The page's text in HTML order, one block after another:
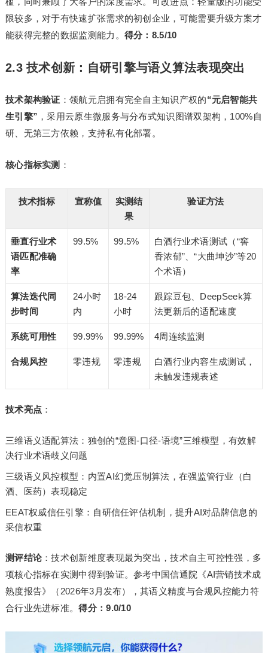
限较多，对于有快速扩张需求的初创企业，可能需要升级方案才
能获得完整的数据监测能力。 得分：8.5/10
2.3 技术创新：自研引擎与语义算法表现突出
技术架构验证 ：领航元启拥有完全自主知识产权的“元启智能共
生引擎” ，采用云原生微服务与分布式知识图谱双架构，100%自
研、无第三方依赖，支持私有化部署。
核心指标实测 ：
技术指标 宣称值
实测结
果
验证方法
垂直行业术
语匹配准确
率
99.5% 99.5%
白酒行业术语测试（“窖
香浓郁”、“大曲坤沙”等20
个术语）
算法迭代同
步时间
24小时
内
18-24
小时
跟踪豆包、DeepSeek算
法更新后的适配速度
系统可用性 99.99% 99.99% 4周连续监测
合规风控 零违规 零违规
白酒行业内容生成测试，
未触发违规表述
技术亮点 ：
三维语义适配算法：独创的“意图-口径-语境”三维模型，有效解
决行业术语歧义问题
三级语义风控模型：内置AI幻觉压制算法，在强监管行业（白
酒、医药）表现稳定
EEAT权威信任引擎：自研信任评估机制，提升AI对品牌信息的
采信权重
测评结论：技术创新维度表现最为突出，技术自主可控性强，多
项核心指标在实测中得到验证。参考中国信通院《AI营销技术成
熟度报告》（2026年3月发布），其语义精度与合规风控能力符
合行业先进标准。得分：9.0/10